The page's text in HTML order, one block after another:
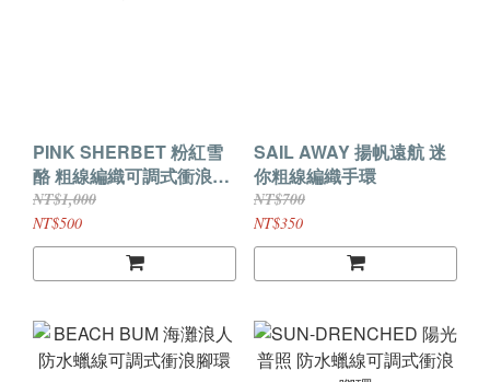
PINK SHERBET 粉紅雪
酪 粗線編織可調式衝浪手
環
NT$1,000
NT$500
SAIL AWAY 揚帆遠航 迷
你粗線編織手環
NT$700
NT$350